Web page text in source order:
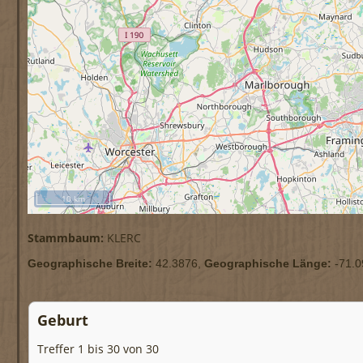
10 km
Stammbaum: KLERC
Geographische Breite: 42.3876, Geographische Länge: -
Geburt
Treffer 1 bis 30 von 30